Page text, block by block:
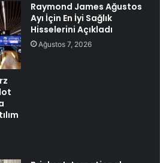
Raymond James Ağustos
Ayı İçin En İyi Sağlık
Hisselerini Açıkladı
Ağustos 7, 2026